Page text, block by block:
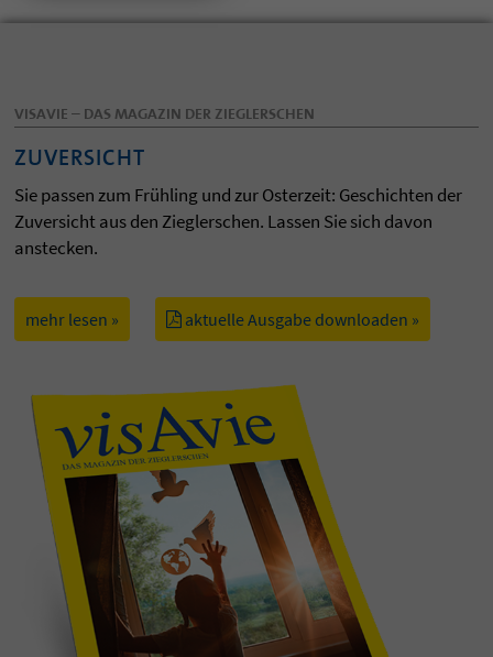
VISAVIE – DAS MAGAZIN DER ZIEGLERSCHEN
ZUVERSICHT
Sie passen zum Frühling und zur Osterzeit: Geschichten der
Zuversicht aus den Zieglerschen. Lassen Sie sich davon
anstecken.
mehr lesen » aktuelle Ausgabe downloaden »